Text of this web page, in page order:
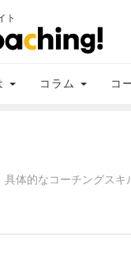
ト
コラム コ
具体的なコーチングス